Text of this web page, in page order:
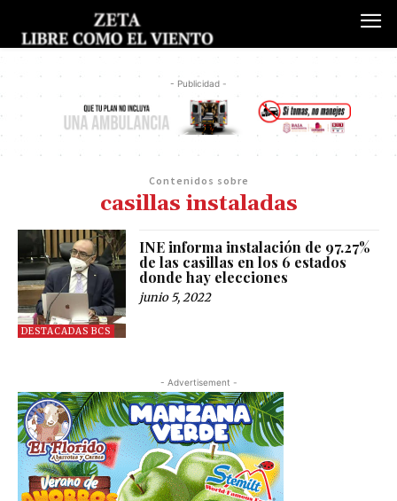
- Publicidad -
Contenidos sobre
casillas instaladas
DESTACADAS BCS
INE informa instalación de 97.27%
de las casillas en los 6 estados
donde hay elecciones
junio 5, 2022
- Advertisement -